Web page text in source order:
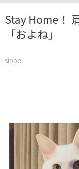
Stay Home！
「およね」
sippo